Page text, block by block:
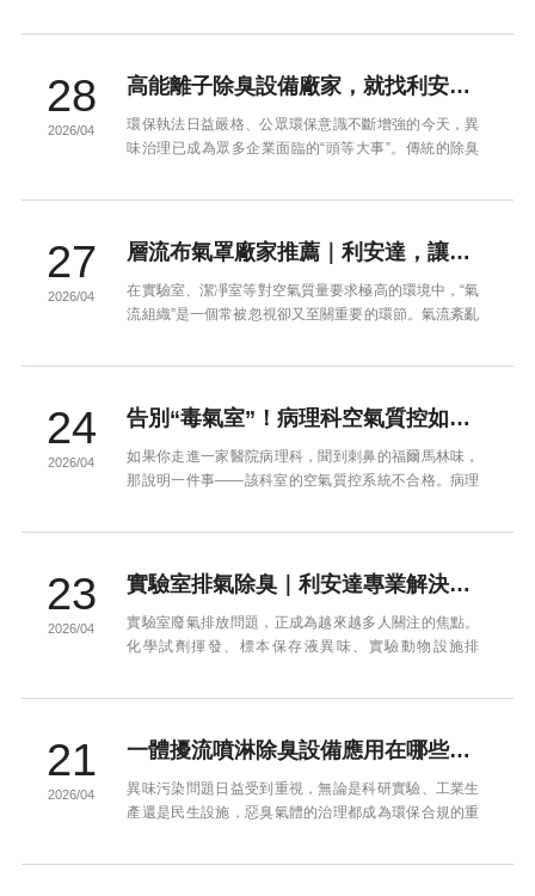
色、封片。看不見...
28
2026/04
高能離子除臭設備廠家，就找利安達！——20余年專注空氣凈化，異味處理“黑科技”
環保執法日益嚴格、公眾環保意識不斷增強的今天，異
味治理已成為眾多企業面臨的“頭等大事”。傳統的除臭
染等問題。有沒...
27
2026/04
層流布氣罩廠家推薦｜利安達，讓實驗室氣流更“聽話”
在實驗室、潔凈室等對空氣質量要求極高的環境中，“氣
流組織”是一個常被忽視卻又至關重要的環節。氣流紊亂
讓新風“聽話...
24
2026/04
告別“毒氣室”！病理科空氣質控如何做到“心中有數”？這家東莞廠家給出了答案
如果你走進一家醫院病理科，聞到刺鼻的福爾馬林味，
那說明一件事——該科室的空氣質控系統不合格。病理
23
2026/04
實驗室排氣除臭｜利安達專業解決方案，守護科研環境與排放安全
實驗室廢氣排放問題，正成為越來越多人關注的焦點。
化學試劑揮發、標本保存液異味、實驗動物設施排
21
2026/04
一體擾流噴淋除臭設備應用在哪些場景？利安達來告訴您！
異味污染問題日益受到重視，無論是科研實驗、工業生
產還是民生設施，惡臭氣體的治理都成為環保合規的重